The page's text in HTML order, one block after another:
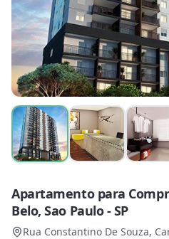
Apartamento para
Belo, Sao Paulo - SP
Rua Constantino De Souza,